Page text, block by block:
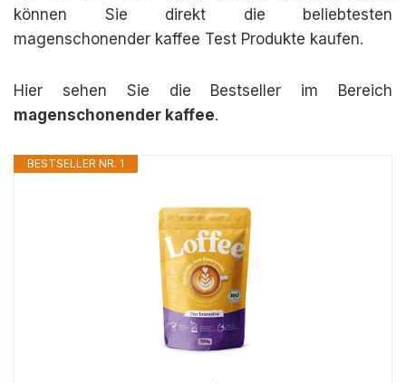
können Sie direkt die beliebtesten
magenschonender kaffee Test Produkte kaufen.
Hier sehen Sie die Bestseller im Bereich
magenschonender kaffee.
BESTSELLER NR. 1